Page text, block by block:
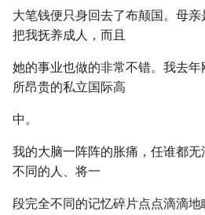
大笔钱便只身回去了布颠国。母
把我抚养成人，而且
她的事业也做的非常不错。我去
所昂贵的私立国际高
中。
我的大脑一阵阵的胀痛，任谁都
不同的人、将一
段完全不同的记忆碎片点点滴滴地